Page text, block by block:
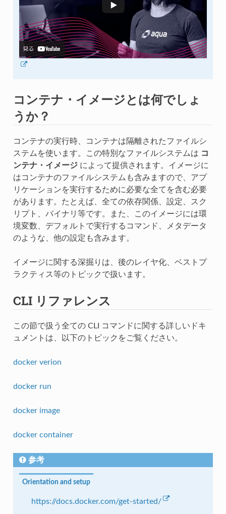
コンテナ・イメージとは何でしょ
うか？
コンテナの実行時、コンテナは隔離されたファイルシ
ステムを使います。この特別なファイルシステムは コ
ンテナ・イメージによって提供されます。イメージに
はコンテナのファイルシステムも含みますので、アプ
リケーションを実行するために必要な全てを含む必要
があります。たとえば、全ての依存関係、設定、スク
リプト、バイナリ等です。また、このイメージには環
境変数、デフォルトで実行するコマンド、メタデータ
のような、他の設定も含みます。
イメージに関する深掘りは、後のレイヤ化、ベストプ
ラクティス等のトピックで扱います。
CLI リファレンス
この節で扱う全ての CLI コマンドに関する詳しいドキ
ュメントは、以下のトピックをご覧ください。
docker verion
docker run
docker image
docker container
参考
Orientation and setup
https://docs.docker.com/get-started/